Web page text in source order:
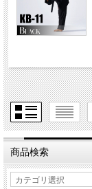
商品検索